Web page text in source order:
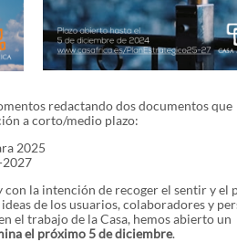
redactando dos documentos que
a corto/medio plazo:
2025
la intención de recoger el sentir y el
de los usuarios, colaboradores y
el trabajo de la Casa, hemos abierto un
el próximo 5 de diciembre.